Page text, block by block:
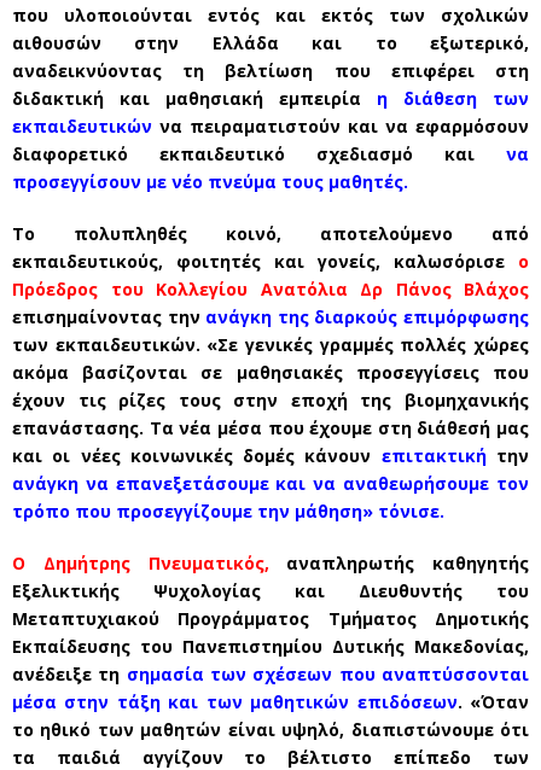
που υλοποιούνται εντός και εκτός των σχολικών
αιθουσών στην Ελλάδα και το εξωτερικό,
αναδεικνύοντας τη βελτίωση που επιφέρει στη
διδακτική και μαθησιακή εμπειρία η διάθεση των
εκπαιδευτικών να πειραματιστούν και να εφαρμόσουν
διαφορετικό εκπαιδευτικό σχεδιασμό και να
προσεγγίσουν με νέο πνεύμα τους μαθητές.
Το πολυπληθές κοινό, αποτελούμενο από
εκπαιδευτικούς, φοιτητές και γονείς, καλωσόρισε ο
Πρόεδρος του Κολλεγίου Ανατόλια Δρ Πάνος Βλάχος
επισημαίνοντας την ανάγκη της διαρκούς επιμόρφωσης
των εκπαιδευτικών. «Σε γενικές γραμμές πολλές χώρες
ακόμα βασίζονται σε μαθησιακές προσεγγίσεις που
έχουν τις ρίζες τους στην εποχή της βιομηχανικής
επανάστασης. Τα νέα μέσα που έχουμε στη διάθεσή μας
και οι νέες κοινωνικές δομές κάνουν επιτακτικήτην
ανάγκη να επανεξετάσουμε και να αναθεωρήσουμε τον
τρόπο που προσεγγίζουμε την μάθηση» τόνισε.
Ο Δημήτρης Πνευματικός, αναπληρωτής καθηγητής
Εξελικτικής Ψυχολογίας και Διευθυντής του
Μεταπτυχιακού Προγράμματος Τμήματος Δημοτικής
Εκπαίδευσης του Πανεπιστημίου Δυτικής Μακεδονίας,
ανέδειξε τη σημασία των σχέσεων που αναπτύσσονται
μέσα στην τάξη και των μαθητικών επιδόσεων. «Όταν
το ηθικό των μαθητών είναι υψηλό, διαπιστώνουμε ότι
τα παιδιά αγγίζουν το βέλτιστο επίπεδο των